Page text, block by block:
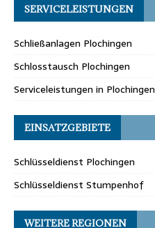
SERVICELEISTUNGEN
Schließanlagen Plochingen
Schlosstausch Plochingen
Serviceleistungen in Plochingen
EINSATZGEBIETE
Schlüsseldienst Plochingen
Schlüsseldienst Stumpenhof
WEITERE REGIONEN